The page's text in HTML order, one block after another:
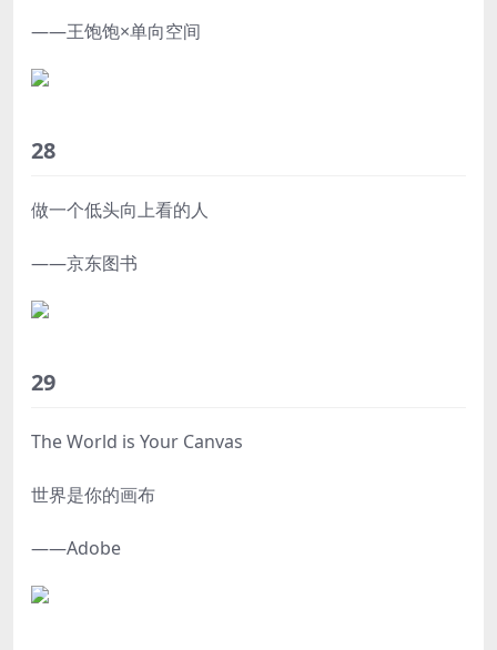
——王饱饱×单向空间
28
做一个低头向上看的人
——京东图书
29
The World is Your Canvas
世界是你的画布
——Adobe